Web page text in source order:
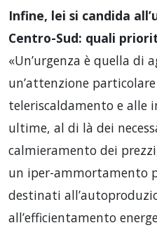
Infine, lei si candida
Centro-Sud: quali
«Un’urgenza è quella di
un’attenzione
teleriscaldamento e alle
ultime, al di là dei
calmieramento dei
un iper-ammortamento
destinati
all’efficientamento